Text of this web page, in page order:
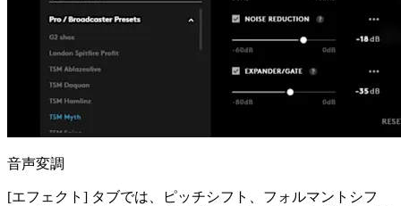
音声変調
[エフェクト] タブでは、ピッチシフト、フォルマントシフ